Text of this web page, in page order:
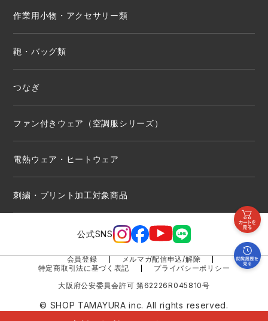
作業用小物・アクセサリー類
鞄・バッグ類
つなぎ
ファン付きウェア（空調服シリーズ）
電熱ウェア・ヒートウェア
刺繍・プリント加工対象商品
公式SNS
会員登録
メルマガ配信申込/解除
特定商取引法に基づく表記
プライバシーポリシー
大阪府公安委員会許可 第62226R045810号
© SHOP TAMAYURA inc. All rights reserved.